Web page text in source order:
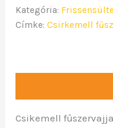
Kategória:
Címke:Csirkemell
Csikemell